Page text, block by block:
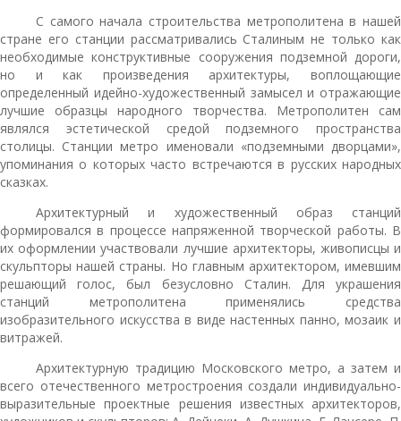
С самого начала строительства метрополитена в нашей
стране его станции рассматривались Сталиным не только как
необходимые конструктивные сооружения подземной дороги,
но и как произведения архитектуры, воплощающие
определенный идейно-художественный замысел и отражающие
лучшие образцы народного творчества. Метрополитен сам
являлся эстетической средой подземного пространства
столицы. Станции метро именовали «подземными дворцами»,
упоминания о которых часто встречаются в русских народных
сказках.
Архитектурный и художественный образ станций
формировался в процессе напряженной творческой работы. В
их оформлении участвовали лучшие архитекторы, живописцы и
скульпторы нашей страны. Но главным архитектором, имевшим
решающий голос, был безусловно Сталин. Для украшения
станций метрополитена применялись средства
изобразительного искусства в виде настенных панно, мозаик и
витражей.
Архитектурную традицию Московского метро, а затем и
всего отечественного метростроения создали индивидуально-
выразительные проектные решения известных архитекторов,